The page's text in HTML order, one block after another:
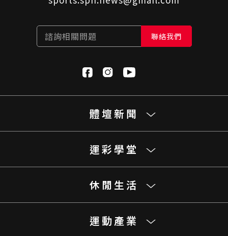
諮詢相關問題 聯絡我們
體壇新聞
運彩學堂
休閒生活
運動產業